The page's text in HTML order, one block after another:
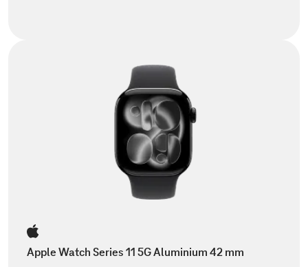
Apple Watch Series 11 5G Aluminium 42 mm